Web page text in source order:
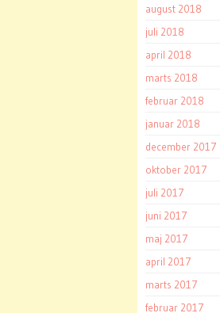
august 2018
juli 2018
april 2018
marts 2018
februar 2018
januar 2018
december 2017
oktober 2017
juli 2017
juni 2017
maj 2017
april 2017
marts 2017
februar 2017